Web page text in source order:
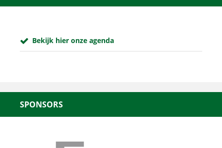
Bekijk hier onze agenda
SPONSORS